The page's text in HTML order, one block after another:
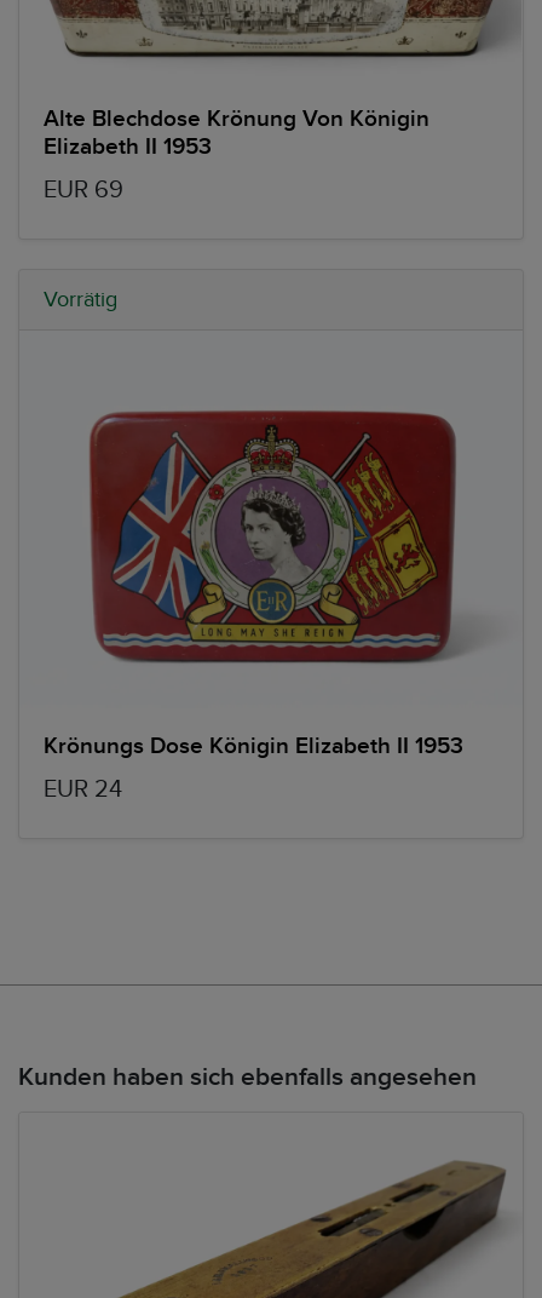
Alte Blechdose Krönung Von Königin
Elizabeth II 1953
EUR 69
Vorrätig
Krönungs Dose Königin Elizabeth II 1953
EUR 24
Kunden haben sich ebenfalls angesehen